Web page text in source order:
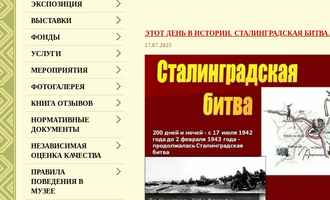
ЭТОТ ДЕНЬ В ИСТОРИИ. СТАЛИНГРАДСКАЯ БИТВА.
17.07.2025
ЭКСПОЗИЦИЯ
ВЫСТАВКИ
ФОНДЫ
УСЛУГИ
МЕРОПРИЯТИЯ
ФОТОГАЛЕРЕЯ
КНИГА ОТЗЫВОВ
НОРМАТИВНЫЕ
ДОКУМЕНТЫ
НЕЗАВИСИМАЯ
ОЦЕНКА КАЧЕСТВА
ПРАВИЛА
ПОВЕДЕНИЯ В
МУЗЕЕ